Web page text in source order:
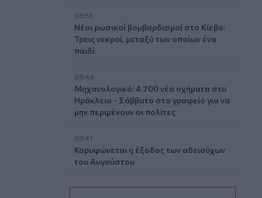
08:55
Νέοι ρωσικοί βομβαρδισμοί στο Κίεβο:
Τρεις νεκροί, μεταξύ των οποίων ένα
παιδί
08:49
Μηχανολογικό: 4.700 νέα οχήματα στο
Ηράκλειο - Σάββατο στο γραφείο για να
μην περιμένουν οι πολίτες
08:41
Κορυφώνεται η έξοδος των αδειούχων
του Αυγούστου
08:33